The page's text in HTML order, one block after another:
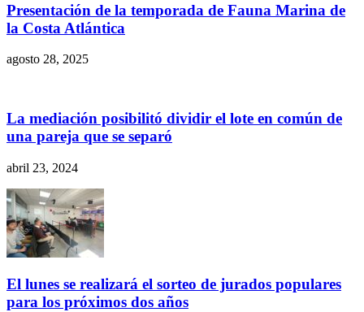
Presentación de la temporada de Fauna Marina de
la Costa Atlántica
agosto 28, 2025
La mediación posibilitó dividir el lote en común de
una pareja que se separó
abril 23, 2024
El lunes se realizará el sorteo de jurados populares
para los próximos dos años